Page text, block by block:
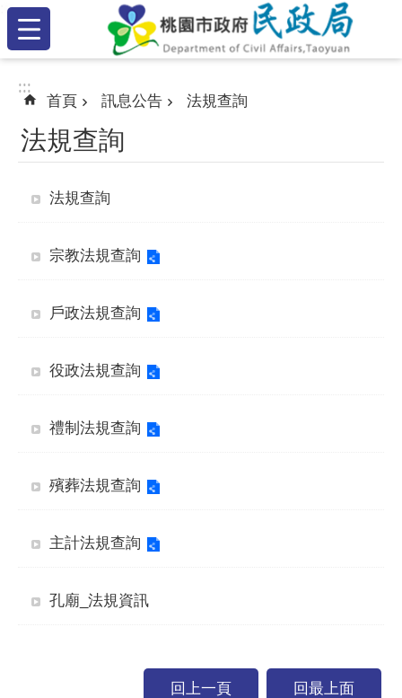
跳到主要內容區塊
:::
:::
:::
首頁 訊息公告 法規查詢
法規查詢
法規查詢
宗教法規查詢
戶政法規查詢
役政法規查詢
禮制法規查詢
殯葬法規查詢
主計法規查詢
孔廟_法規資訊
回上一頁 回最上面